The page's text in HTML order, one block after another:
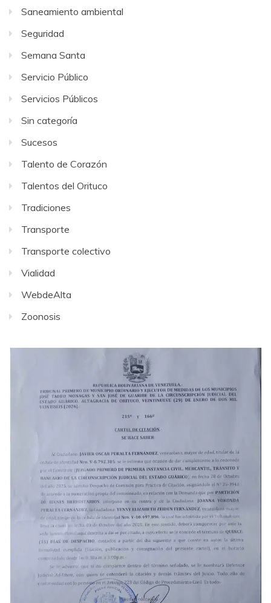
Saneamiento ambiental
Seguridad
Semana Santa
Servicio Público
Servicios Públicos
Sin categoría
Sucesos
Talento de Corazón
Talentos del Orituco
Tradiciones
Transporte
Transporte colectivo
Vialidad
WebdeAlta
Zoonosis